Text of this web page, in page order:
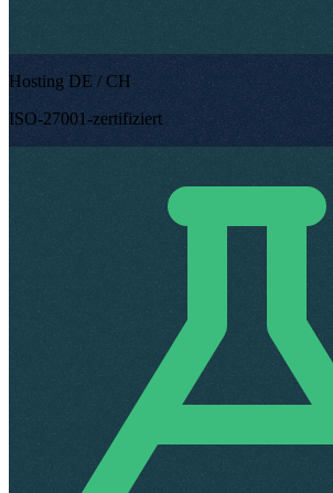
Hosting DE / CH
ISO-27001-zertifiziert